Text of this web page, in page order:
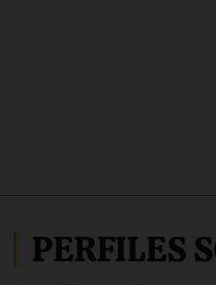
PERFILES